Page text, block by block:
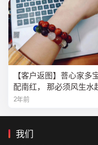
【客户返图】菩心家多
配南红， 那必须风生水
2年前
我们